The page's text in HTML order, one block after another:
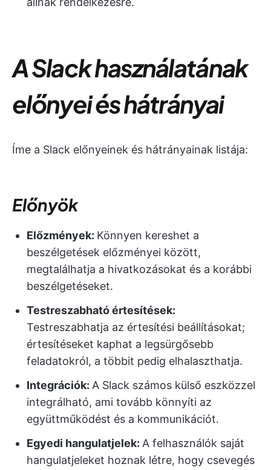
A Slack használatának
előnyei és hátrányai
Íme a Slack előnyeinek és hátrányainak listája:
Előnyök
Előzmények: Könnyen kereshet a
beszélgetések előzményei között,
megtalálhatja a hivatkozásokat és a korábbi
beszélgetéseket.
Testreszabható értesítések:
Testreszabhatja az értesítési beállításokat;
értesítéseket kaphat a legsürgősebb
feladatokról, a többit pedig elhalaszthatja.
Integrációk: A Slack számos külső eszközzel
integrálható, ami tovább könnyíti az
együttműködést és a kommunikációt.
Egyedi hangulatjelek: A felhasználók saját
hangulatjeleket hoznak létre, hogy csevegés